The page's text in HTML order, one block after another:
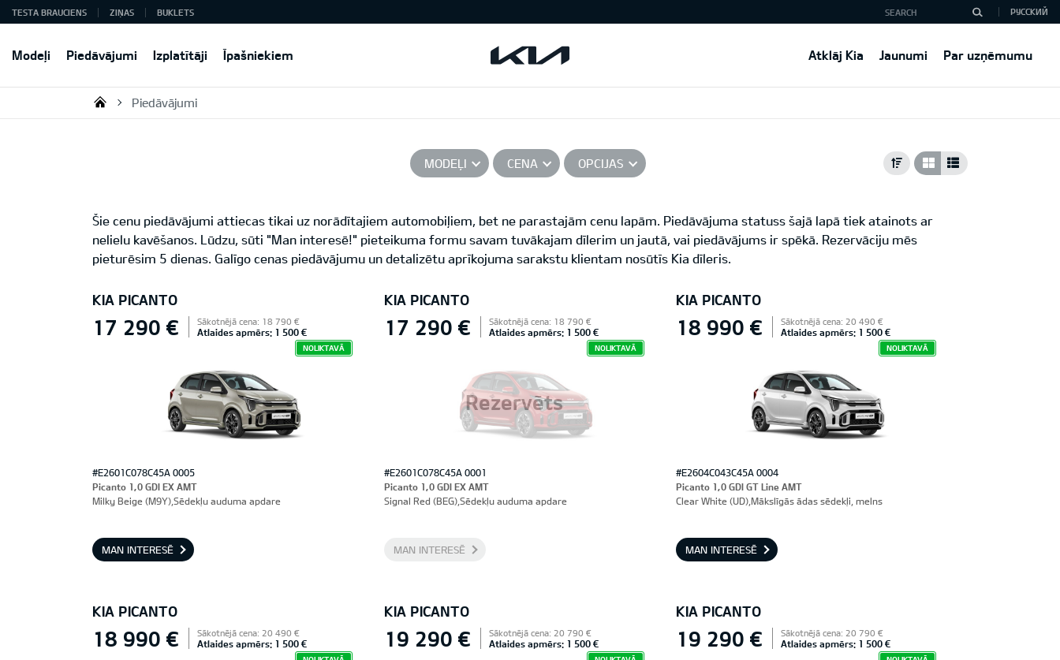
Modeļi Piedāvājumi Izplatītāji Īpašniekiem Atklāj Kia Jaunumi Par uzņēmumu
TESTA BRAUCIENS ZIŅAS BUKLETS РУССКИЙ
KIA AUTO AS
Piedāvājumi
MODEĻI CENA OPCIJAS
Šie cenu piedāvājumi attiecas tikai uz norādītajiem automobiļiem, bet ne parastajām cenu lapām. Piedāvājuma statuss šajā lapā tiek atainots ar
nelielu kavēšanos. Lūdzu, sūti "Man interesē!" pieteikuma formu savam tuvākajam dīlerim un jautā, vai piedāvājums ir spēkā. Rezervāciju mēs
pieturēsim 5 dienas. Galīgo cenas piedāvājumu un detalizētu aprīkojuma sarakstu klientam nosūtīs Kia dīleris.
KIA PICANTO
17 290 € Sākotnējā cena: 18 790 €
Atlaides apmērs: 1 500 €
NOLIKTAVĀ
#E2601C078C45A 0005
Picanto 1,0 GDI EX AMT
Milky Beige (M9Y),Sēdekļu auduma apdare
MAN INTERESĒ
KIA PICANTO
Rezervēts
17 290 € Sākotnējā cena: 18 790 €
Atlaides apmērs: 1 500 €
NOLIKTAVĀ
#E2601C078C45A 0001
Picanto 1,0 GDI EX AMT
Signal Red (BEG),Sēdekļu auduma apdare
MAN INTERESĒ
KIA PICANTO
18 990 € Sākotnējā cena: 20 490 €
Atlaides apmērs: 1 500 €
NOLIKTAVĀ
#E2604C043C45A 0004
Picanto 1,0 GDI GT Line AMT
Clear White (UD),Mākslīgās ādas sēdekļi, melns
MAN INTERESĒ
KIA PICANTO
18 990 € Sākotnējā cena: 20 490 €
Atlaides apmērs: 1 500 €
KIA PICANTO
19 290 € Sākotnējā cena: 20 790 €
Atlaides apmērs: 1 500 €
KIA PICANTO
19 290 € Sākotnējā cena: 20 790 €
Atlaides apmērs: 1 500 €